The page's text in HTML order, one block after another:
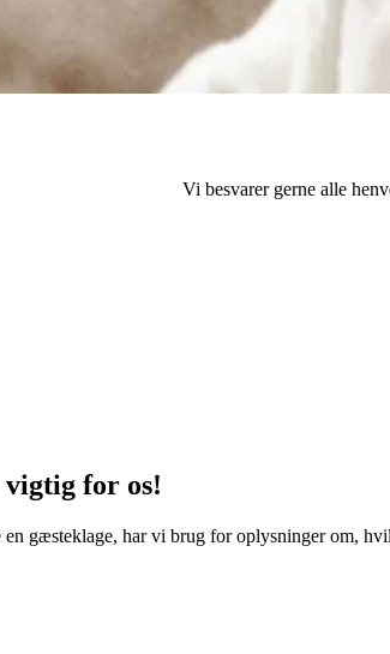
Vi besvarer gerne alle
vigtig for os!
gæsteklage, har vi brug for oplysninger om,